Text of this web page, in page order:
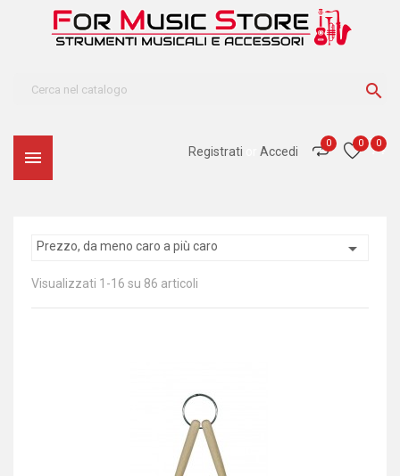


0
0
0
Registrati Accedi
Prezzo, da meno caro a più caro 
Visualizzati 1-16 su 86 articoli